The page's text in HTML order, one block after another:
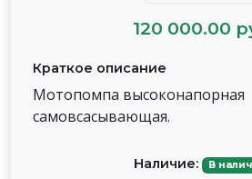
120 000.00
Краткое описание
Мотопомпа высоконапорная
самовсасывающая.
Наличие: В